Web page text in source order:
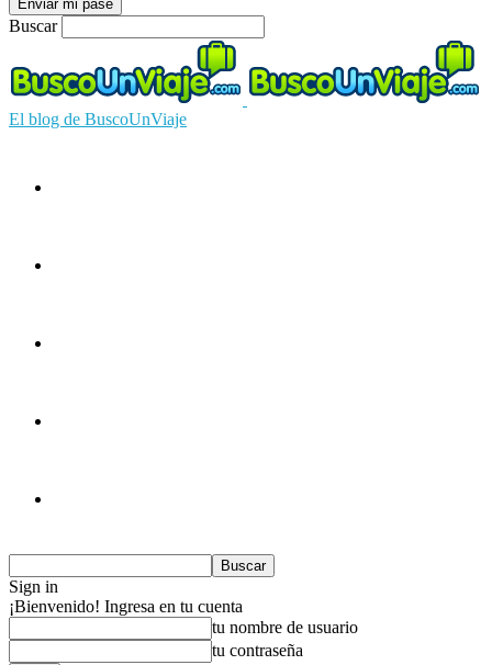
Buscar
El blog de BuscoUnViaje
Sign in
¡Bienvenido! Ingresa en tu cuenta
tu nombre de usuario
tu contraseña